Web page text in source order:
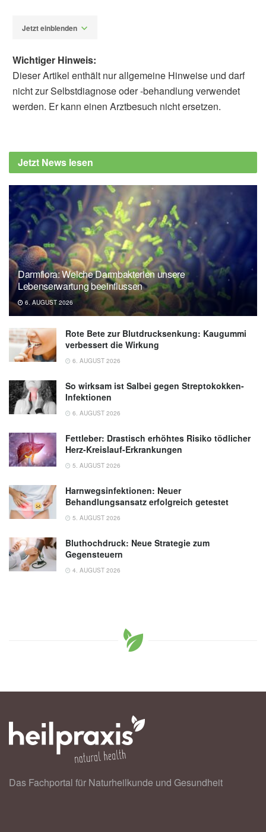
Jetzt einblenden
Khailaie, Sahamoddin; u.a.: Das
gemeinsame Interesse von Gesundheit und
Eindämmung der Corona- Pandemie; ifo
Institut, München, 2020,ifo.de
ifo: Infektionsforscher für begrenzte,
schrittweise Öffnungen (veröffentlicht:
13.05.2020),ifo.de
NDR: Coronavirus-Update (41) mit Christian
Drosten (veröffentlicht: 14.05.2020),
ndr.de
Wichtiger Hinweis:
Dieser Artikel enthält nur allgemeine Hinweise und darf
nicht zur Selbstdiagnose oder -behandlung verwendet
werden. Er kann einen Arztbesuch nicht ersetzen.
Jetzt News lesen
Darmflora: Welche Darmbakterien unsere
Lebenserwartung beeinflussen
6. AUGUST 2026
Rote Bete zur Blutdrucksenkung: Kaugummi
verbessert die Wirkung
6. AUGUST 2026
So wirksam ist Salbei gegen Streptokokken-
Infektionen
6. AUGUST 2026
Fettleber: Drastisch erhöhtes Risiko tödlicher
Herz-Kreislauf-Erkrankungen
5. AUGUST 2026
Harnwegsinfektionen: Neuer
Behandlungsansatz erfolgreich getestet
5. AUGUST 2026
Bluthochdruck: Neue Strategie zum
Gegensteuern
4. AUGUST 2026
Das Fachportal für Naturheilkunde und Gesundheit